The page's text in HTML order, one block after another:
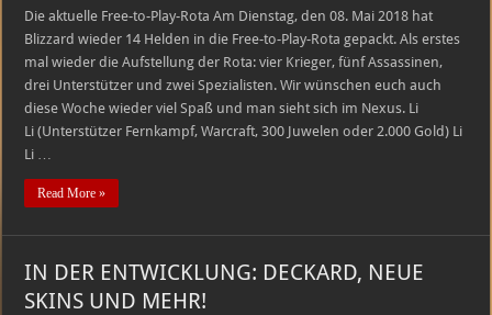
Die aktuelle Free-to-Play-Rota Am Dienstag, den 08. Mai 2018 hat
Blizzard wieder 14 Helden in die Free-to-Play-Rota gepackt. Als erstes
mal wieder die Aufstellung der Rota: vier Krieger, fünf Assassinen,
drei Unterstützer und zwei Spezialisten. Wir wünschen euch auch
diese Woche wieder viel Spaß und man sieht sich im Nexus. Li
Li (Unterstützer Fernkampf, Warcraft, 300 Juwelen oder 2.000 Gold) Li
Li …
Read More »
IN DER ENTWICKLUNG: DECKARD, NEUE
SKINS UND MEHR!